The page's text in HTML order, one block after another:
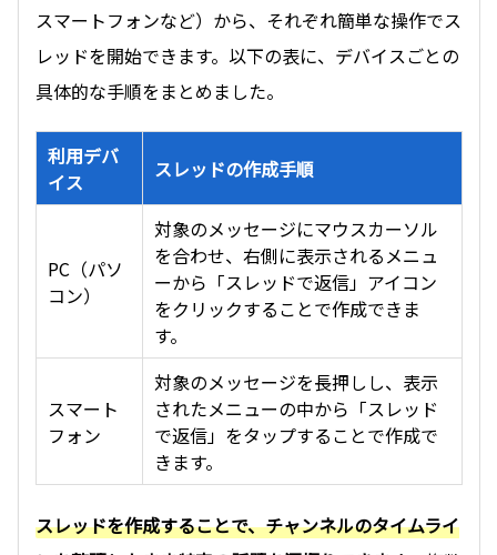
スマートフォンなど）から、それぞれ簡単な操作でス
レッドを開始できます。以下の表に、デバイスごとの
具体的な手順をまとめました。
利用デバ
イス
スレッドの作成手順
PC（パソ
コン）
対象のメッセージにマウスカーソル
を合わせ、右側に表示されるメニュ
ーから「スレッドで返信」アイコン
をクリックすることで作成できま
す。
スマート
フォン
対象のメッセージを長押しし、表示
されたメニューの中から「スレッド
で返信」をタップすることで作成で
きます。
スレッドを作成することで、チャンネルのタイムライ